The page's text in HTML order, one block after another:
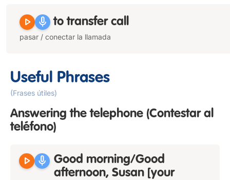
play_arrow mic to transfer call
pasar / conectar la llamada
Useful Phrases
(Frases útiles)
Answering the telephone (Contestar al
teléfono)
play_arrow mic Good morning/Good
afternoon, Susan [your